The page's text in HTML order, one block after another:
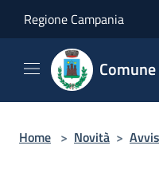
Regione Campania
Home > Novità >